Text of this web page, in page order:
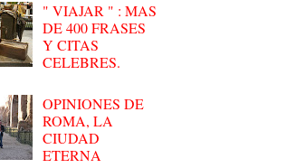
" VIAJAR " : MAS
DE 400 FRASES
Y CITAS
CELEBRES.
OPINIONES DE
ROMA, LA
CIUDAD
ETERNA